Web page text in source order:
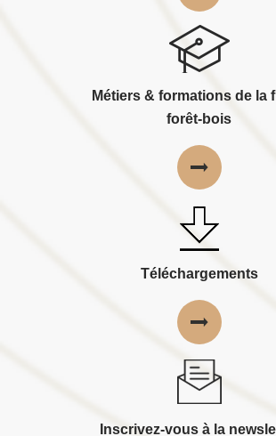
Métiers & formations de la
forêt-bois
Téléchargements
Inscrivez-vous à la